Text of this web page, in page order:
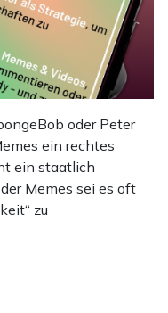
oder Peter
ein rechtes
ein staatlich
Memes sei es oft
zu